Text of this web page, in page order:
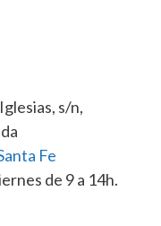
s/n,
Fe
de 9 a 14h.